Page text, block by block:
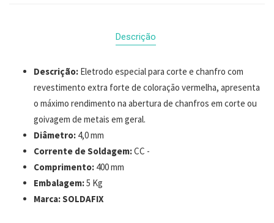
Descrição
Descrição: Eletrodo especial para corte e chanfro com
revestimento extra forte de coloração vermelha, apresenta
o máximo rendimento na abertura de chanfros em corte ou
goivagem de metais em geral.
Diâmetro: 4,0 mm
Corrente de Soldagem:CC -
Comprimento: 400 mm
Embalagem:5 Kg
Marca: SOLDAFIX